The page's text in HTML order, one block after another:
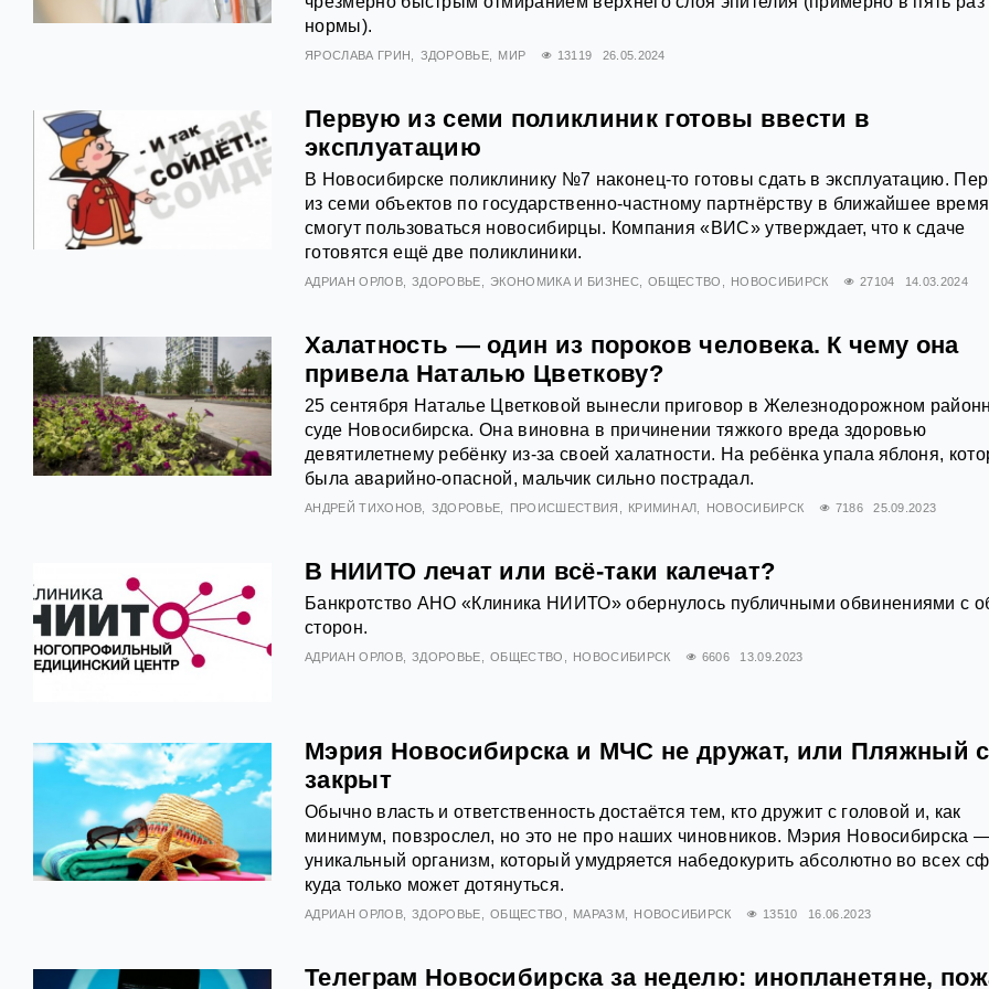
нормы).
ЯРОСЛАВА ГРИН ЗДОРОВЬЕ МИР 13119 26.05.2024
Первую из семи поликлиник готовы ввести в
эксплуатацию
В Новосибирске поликлинику №7 наконец-то готовы сдать в эксплуатацию.
из семи объектов по государственно-частному партнёрству в ближайшее время
смогут пользоваться новосибирцы. Компания «ВИС» утверждает, что к сдаче
готовятся ещё две поликлиники.
АДРИАН ОРЛОВ ЗДОРОВЬЕ ЭКОНОМИКА И БИЗНЕС ОБЩЕСТВО НОВОСИБИРСК 27104 14.03.2024
Халатность — один из пороков человека. К чему она
привела Наталью Цветкову?
25 сентября Наталье Цветковой вынесли приговор в Железнодорожном
суде Новосибирска. Она виновна в причинении тяжкого вреда здоровью
девятилетнему ребёнку из-за своей халатности. На ребёнка упала яблоня,
была аварийно-опасной, мальчик сильно пострадал.
АНДРЕЙ ТИХОНОВ ЗДОРОВЬЕ ПРОИСШЕСТВИЯ КРИМИНАЛ НОВОСИБИРСК 7186 25.09.2023
В НИИТО лечат или всё-таки калечат?
Банкротство АНО «Клиника НИИТО» обернулось публичными обвинениями с
сторон.
АДРИАН ОРЛОВ ЗДОРОВЬЕ ОБЩЕСТВО НОВОСИБИРСК 6606 13.09.2023
Мэрия Новосибирска и МЧС не дружат, или Пляжный
закрыт
Обычно власть и ответственность достаётся тем, кто дружит с головой и, как
минимум, повзрослел, но это не про наших чиновников. Мэрия Новосибирска
уникальный организм, который умудряется набедокурить абсолютно во всех
куда только может дотянуться.
АДРИАН ОРЛОВ ЗДОРОВЬЕ ОБЩЕСТВО МАРАЗМ НОВОСИБИРСК 13510 16.06.2023
Телеграм Новосибирска за неделю: инопланетяне,